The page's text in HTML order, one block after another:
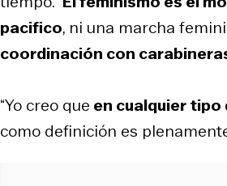
pacifico, ni una marcha
coordinación con
“Yo creo que en cualquier
como definición es